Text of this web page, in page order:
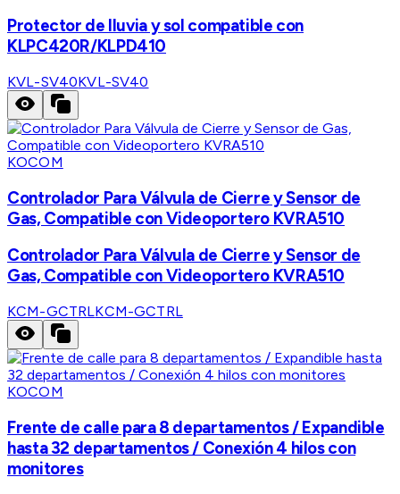
Protector de lluvia y sol compatible con
KLPC420R/KLPD410
KVL-SV40KVL-SV40
KOCOM
Controlador Para Válvula de Cierre y Sensor de
Gas, Compatible con Videoportero KVRA510
Controlador Para Válvula de Cierre y Sensor de
Gas, Compatible con Videoportero KVRA510
KCM-GCTRLKCM-GCTRL
KOCOM
Frente de calle para 8 departamentos / Expandible
hasta 32 departamentos / Conexión 4 hilos con
monitores